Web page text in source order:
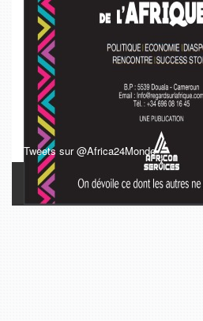
Tweets sur @Africa24Monde